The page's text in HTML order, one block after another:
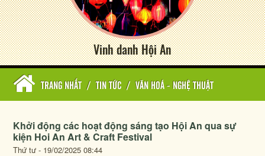
Vinh danh Hội An
TRANG NHẤT / TIN TỨC / VĂN HOÁ - NGHỆ THUẬT
Khởi động các hoạt động sáng tạo Hội An qua sự
kiện Hoi An Art & Craft Festival
Thứ tư - 19/02/2025 08:44